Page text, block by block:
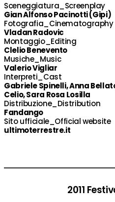
Sceneggiatura_Screenplay
Gian Alfonso Pacinotti (Gipi)
Fotografia_Cinematography
Vladan Radovic
Montaggio_Editing
Clelio Benevento
Musiche_Music
Valerio Vigliar
Interpreti_Cast
Gabriele Spinelli, Anna
Celio, Sara Rosa Losilla
Distribuzione_Distribution
Fandango
Sito ufficiale_Official website
ultimoterrestre.it
2011